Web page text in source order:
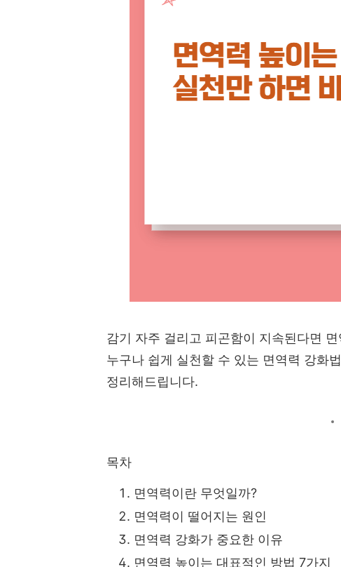
감기 자주 걸리고 피곤함이 지속된다면
누구나 쉽게 실천할 수 있는 면역력 강화
정리해드립니다.
목차
면역력이란 무엇일까?
면역력이 떨어지는 원인
면역력 강화가 중요한 이유
면역력 높이는 대표적인 방법 7가지